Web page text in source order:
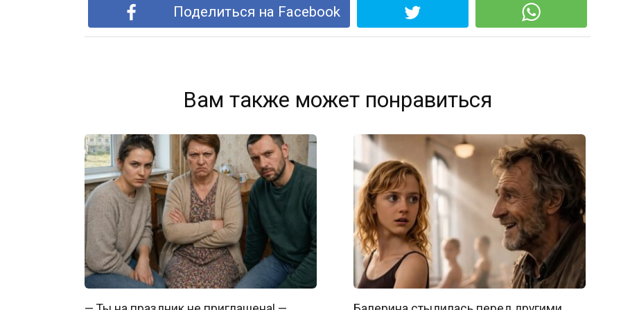
Поделиться на Facebook
Вам также может понравиться